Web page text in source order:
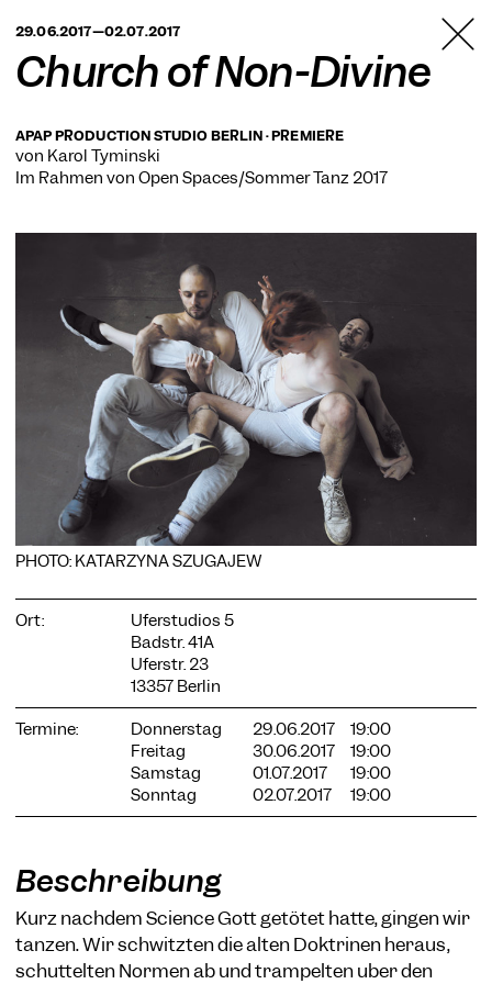
BERLIN
29.06.2017—02.07.2017
Church of Non-Divine
APAP PRODUCTION STUDIO BERLIN · PREMIERE
von Karol Tyminski
Im Rahmen von Open Spaces/Sommer Tanz 2017
PHOTO: KATARZYNA SZUGAJEW
Ort:
Uferstudios 5
Badstr. 41A
Uferstr. 23
13357 Berlin
Termine:
Donnerstag 29.06.2017
19:00
Freitag
30.06.2017
19:00
Samstag
01.07.2017
19:00
Sonntag
02.07.2017 19:00
Beschreibung
Kurz nachdem Science Gott getötet hatte, gingen wir
tanzen. Wir schwitzten die alten Doktrinen heraus,
schüttelten Normen ab und trampelten über den
COOKIE-EINSTELLUNGEN
Wir verwenden Cookies und Inhalte externer Anbieter auf
unserer Website. Notwendige Cookies sind essenziell, damit
Sie die Website nutzen können. Andere Cookies helfen uns,
die Website weiterzuentwickeln. Sie können Ihre Einwilligung
jederzeit widerrufen. Bitte besuchen Sie unsere
Datenschutzerklärung für weitere Informationen. Unten
können Sie auswählen, welche Technologien Sie zulassen
Notwendige Cookies
Statistiken
Nur notwendige Alle akzeptieren Speichern